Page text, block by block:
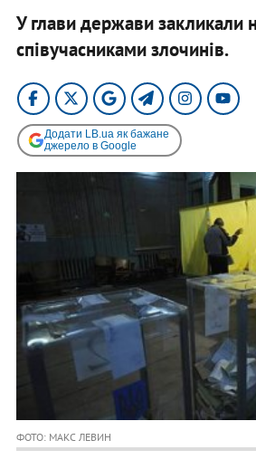
У глави держави закликали
співучасниками злочинів.
Додати LB.ua як бажане
джерело в Google
ФОТО: МАКС ЛЕВИН